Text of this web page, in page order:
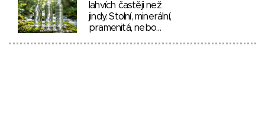
lahvích častěji než
jindy. Stolní, minerální,
pramenitá, nebo…